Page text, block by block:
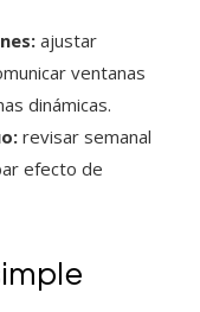
ajustar
ventanas
dinámicas.
revisar semanal
efecto de